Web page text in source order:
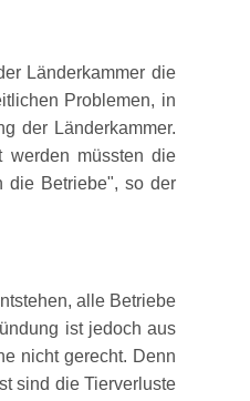
Länderkammer die
Problemen, in
der Länderkammer.
werden müssten die
die Betriebe , so der
alle Betriebe
ist jedoch aus
nicht gerecht. Denn
sind die Tierverluste